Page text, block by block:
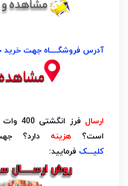
آدرس فروشگــــاه جهت خرید
ارسال
است؟ هزینه دارد؟
کلیـــک فرمایید: